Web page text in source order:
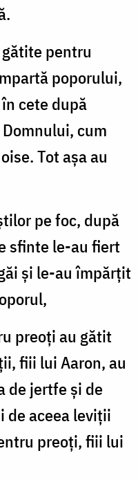
pentru
poporului,
cete după
cum
Tot aşa au
pe foc, după
sfinte le-au fiert
şi le-au împărţit
preoţi au gătit
fiii lui Aaron, au
de jertfe şi de
de aceea leviţii
preoţi, fiii lui